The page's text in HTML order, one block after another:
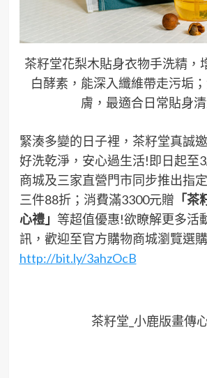
茶籽堂花梨木貼身衣物手洗精，
白酵素，能深入纖維帶走污垢
膚，最適合日常貼身清
緊湊多變的日子裡，茶籽堂真誠
好洗乾淨，安心過生活!即日起至
商城及三家直營門市同步推出指
三件88折；消費滿3300元贈 「
心禮」 等超值優惠!欲瞭解更多活
訊，歡迎至官方購物商城瀏覽選購
http://bit.ly/3ahzOcB
茶籽堂_小鹿版畫傳